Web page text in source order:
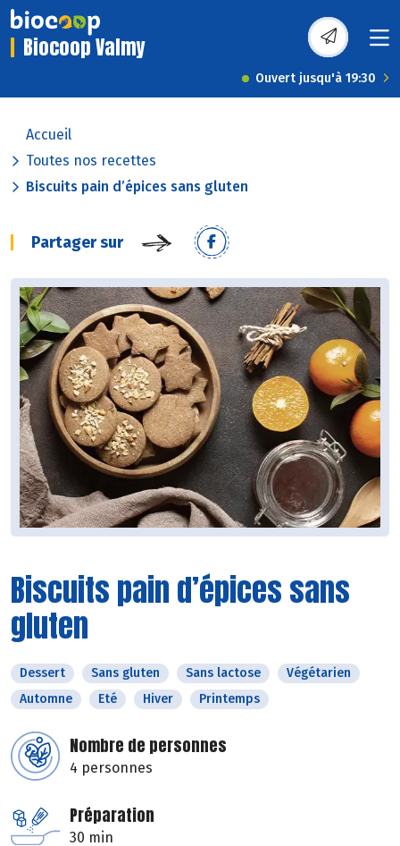
Biocoop Valmy
Ouvert jusqu'à 19:30
Accueil
Toutes nos recettes
Biscuits pain d’épices sans gluten
Partager sur
Biscuits pain d’épices sans
gluten
Dessert Sans gluten Sans lactose
Végétarien
Automne
Eté Hiver Printemps
Nombre de personnes
4 personnes
Préparation
30 min